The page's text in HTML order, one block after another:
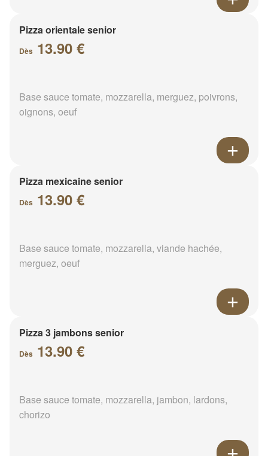
Pizza orientale senior
Dès 13.90 €
Base sauce tomate, mozzarella, merguez, poivrons,
oignons, oeuf
Pizza mexicaine senior
Dès 13.90 €
Base sauce tomate, mozzarella, viande hachée,
merguez, oeuf
Pizza 3 jambons senior
Dès 13.90 €
Base sauce tomate, mozzarella, jambon, lardons,
chorizo